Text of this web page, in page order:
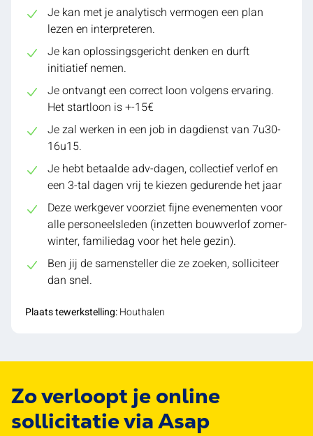
Je kan met je analytisch vermogen een plan
lezen en interpreteren.
Je kan oplossingsgericht denken en durft
initiatief nemen.
Je ontvangt een correct loon volgens ervaring.
Het startloon is +-15€
Je zal werken in een job in dagdienst van 7u30-
16u15.
Je hebt betaalde adv-dagen, collectief verlof en
een 3-tal dagen vrij te kiezen gedurende het jaar
Deze werkgever voorziet fijne evenementen voor
alle personeelsleden (inzetten bouwverlof zomer-
winter, familiedag voor het hele gezin).
Ben jij de samensteller die ze zoeken, solliciteer
dan snel.
Plaats tewerkstelling:Houthalen
Zo verloopt je online
sollicitatie via Asap